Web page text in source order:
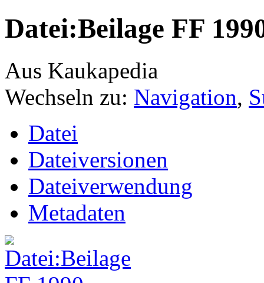
Datei:Beilage FF
Aus Kaukapedia
Wechseln zu: Navigation,
Datei
Dateiversionen
Dateiverwendung
Metadaten